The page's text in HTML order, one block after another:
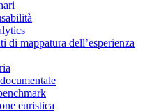
di mappatura dell’esperienza
euristica